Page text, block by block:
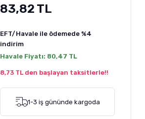
83,82 TL
EFT/Havale ile ödemede %4
indirim
Havale Fiyatı: 80,47 TL
8,73 TL den başlayan taksitlerle!!
1-3 iş gününde kargoda